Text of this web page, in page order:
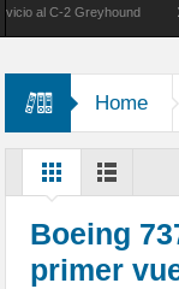
al C-2 Greyhound
Home
Boeing
primer